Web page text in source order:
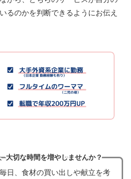
るのかを判断できるようにお伝え
大切な時間を増やしませんか？
日、食材の買い出しや献立を考